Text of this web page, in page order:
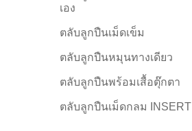
เอง
ตลับลูกปืนเม็ดเข็ม
ตลับลูกปืนหมุนทางเดียว
ตลับลูกปืนพร้อมเสื้อตุ๊กตา
ตลับลูกปืนเม็ดกลม INSERT